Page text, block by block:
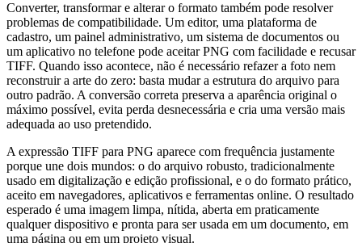
Converter, transformar e alterar o formato também pode resolver
problemas de compatibilidade. Um editor, uma plataforma de
cadastro, um painel administrativo, um sistema de documentos ou
um aplicativo no telefone pode aceitar PNG com facilidade e recusar
TIFF. Quando isso acontece, não é necessário refazer a foto nem
reconstruir a arte do zero: basta mudar a estrutura do arquivo para
outro padrão. A conversão correta preserva a aparência original o
máximo possível, evita perda desnecessária e cria uma versão mais
adequada ao uso pretendido.
A expressão TIFF para PNG aparece com frequência justamente
porque une dois mundos: o do arquivo robusto, tradicionalmente
usado em digitalização e edição profissional, e o do formato prático,
aceito em navegadores, aplicativos e ferramentas online. O resultado
esperado é uma imagem limpa, nítida, aberta em praticamente
qualquer dispositivo e pronta para ser usada em um documento, em
uma página ou em um projeto visual.